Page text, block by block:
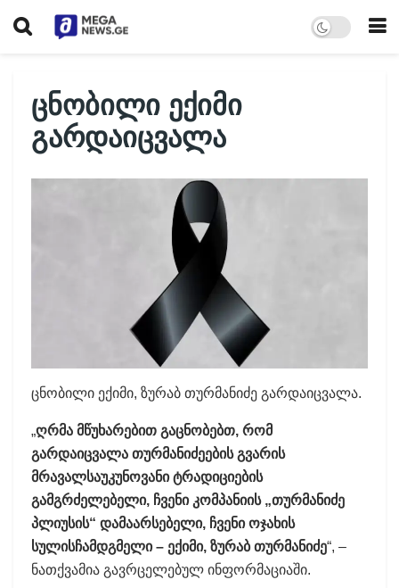
ცნობილი ექიმი
გარდაიცვალა
ცნობილი ექიმი, ზურაბ თურმანიძე გარდაიცვალა.
„ღრმა მწუხარებით გაცნობებთ, რომ
გარდაიცვალა თურმანიძეების გვარის
მრავალსაუკუნოვანი ტრადიციების
გამგრძელებელი, ჩვენი კომპანიის „თურმანიძე
პლიუსის“ დამაარსებელი, ჩვენი ოჯახის
სულისჩამდგმელი – ექიმი, ზურაბ თურმანიძე“, –
ნათქვამია გავრცელებულ ინფორმაციაში.